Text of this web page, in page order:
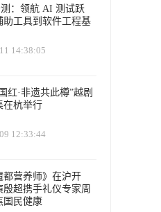
测：领航 AI 测试跃
助工具到软件工程基
14:38:05
红·非遗共此樽”越剧
在杭举行
12:33:44
都营养师》在沪开
殷超携手礼仪专家周
国民健康